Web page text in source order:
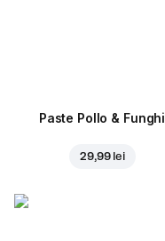
Paste Pollo & Funghi
29,99 lei